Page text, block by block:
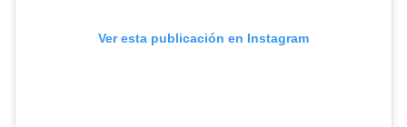
Ver esta publicación en Instagram